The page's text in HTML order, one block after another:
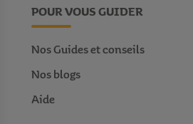
POUR VOUS GUIDER
Nos Guides et conseils
Nos blogs
Aide